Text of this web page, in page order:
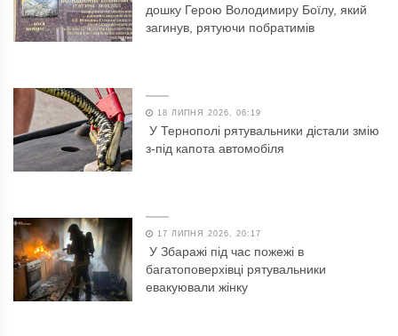
дошку Герою Володимиру Боїлу, який
загинув, рятуючи побратимів
18 ЛИПНЯ 2026, 06:19
У Тернополі рятувальники дістали змію
з-під капота автомобіля
17 ЛИПНЯ 2026, 20:17
У Збаражі під час пожежі в
багатоповерхівці рятувальники
евакуювали жінку